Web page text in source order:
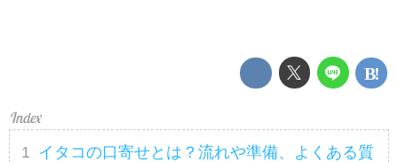
イタコの口寄せとは？流れや準備、よくある質